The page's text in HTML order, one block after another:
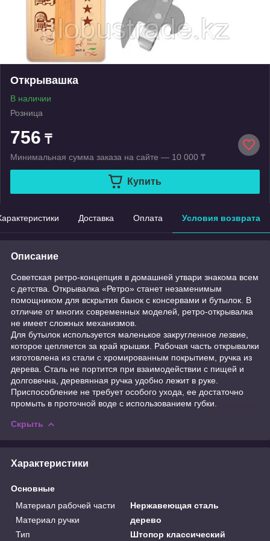
Открывашка
В наличии
Розница
756 ₸
Минимальная сумма заказа на сайте — 10 000 ₸
Купить
Доставка Оплата Условия возврата
Описание
Советская ретро-концепция в домашней утвари знакома всем
с детства. Открывалка «Ретро» станет незаменимым
помощником для вскрытия банок с консервами и бутылок. В
отличие от многих современных моделей, ретро-открывалка
не имеет сложных механизмов.
Для бутылок используется маленькое закругленное лезвие,
которое цепляется за край крышки. Рабочая часть открывалки
изготовлена из стали с хромированным покрытием, ручка из
дерева. Сталь не портится при взаимодействии с пищей и
долговечна, деревянная ручка удобно лежит в руке.
Приспособление не требует особого ухода, ее достаточно
промыть в проточной воде с использованием губки.
Скрыть
Характеристики
Основные
Материал рабочей части
Нержавеющая сталь
Материал ручки
дерево
Тип
Штопор классический